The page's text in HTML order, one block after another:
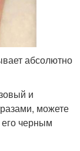
абсолютно
и
можете
его черным